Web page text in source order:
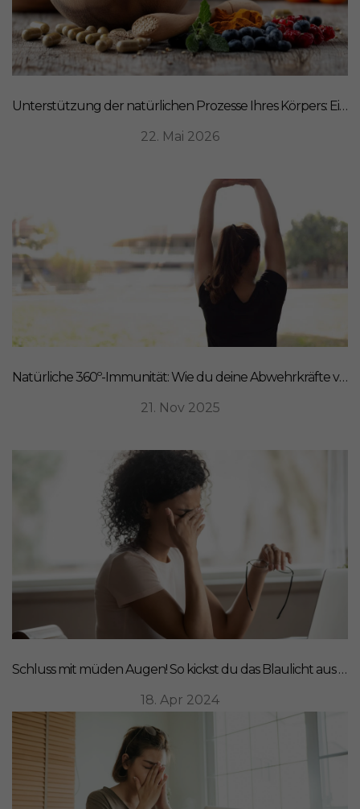
Unterstützung der natürlichen Prozesse Ihres Körpers: Ein ganzheitlicher Ansatz für Ernährung
22. Mai 2026
Natürliche 360º-Immunität: Wie du deine Abwehrkräfte von innen stärkst
21. Nov 2025
Schluss mit müden Augen! So kickst du das Blaulicht aus deinem Leben
18. Apr 2024